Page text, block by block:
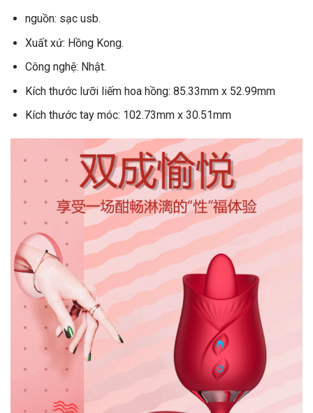
nguồn: sạc usb.
Xuất xứ: Hồng Kong.
Công nghệ: Nhật.
Kích thước lưỡi liếm hoa hồng: 85.33mm x 52.99mm
Kích thước tay móc: 102.73mm x 30.51mm